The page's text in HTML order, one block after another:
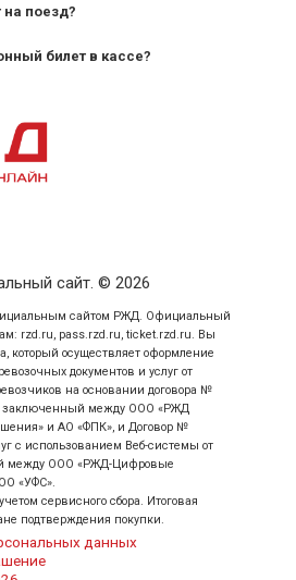
на поезд?
билет в кассе?
номер заказа;
личности пассажира, на
сайт. © 2026
сайтом РЖД. Официальный
rzd.ru, pass.rzd.ru, ticket.rzd.ru. Вы
который осуществляет оформление
документов и услуг от
на основании договора №
заключенный между ООО «РЖД
и АО «ФПК», и Договор №
с использованием Веб-системы от
между ООО «РЖД-Цифровые
«УФС».
сервисного сбора. Итоговая
подтверждения покупки.
данных